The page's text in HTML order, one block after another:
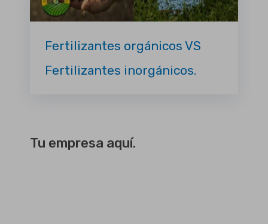
Fertilizantes orgánicos VS
Fertilizantes inorgánicos.
Tu empresa aquí.